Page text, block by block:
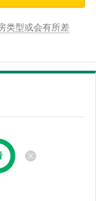
类型或会有所差